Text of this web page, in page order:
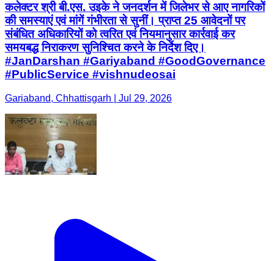
कलेक्टर श्री बी.एस. उइके ने जनदर्शन में जिलेभर से आए नागरिकों
की समस्याएं एवं मांगें गंभीरता से सुनीं। प्राप्त 25 आवेदनों पर
संबंधित अधिकारियों को त्वरित एवं नियमानुसार कार्रवाई कर
समयबद्ध निराकरण सुनिश्चित करने के निर्देश दिए।
#JanDarshan #Gariyaband #GoodGovernance
#PublicService #vishnudeosai
Gariaband, Chhattisgarh | Jul 29, 2026